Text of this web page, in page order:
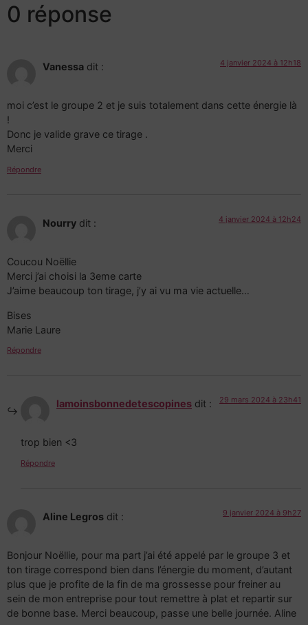
0 réponse
Vanessa dit : 4 janvier 2024 à 12h18
moi c’est le groupe 2 et je suis totalement dans cette énergie là
!
Donc je valide grave ce tirage .
Merci
Répondre
Nourry dit : 4 janvier 2024 à 12h24
Coucou Noëllie
Merci j’ai choisi la 3eme carte
J’aime beaucoup ton tirage, j’y ai vu ma vie actuelle…
Bises
Marie Laure
Répondre
lamoinsbonnedetescopines dit : 29 mars 2024 à 23h41
trop bien <3
Répondre
Aline Legros dit : 9 janvier 2024 à 9h27
Bonjour Noëllie, pour ma part j’ai été appelé par le groupe 3 et
ton tirage correspond bien dans l’énergie du moment, d’autant
plus que je profite de la fin de ma grossesse pour freiner au
sein de mon entreprise pour tout remettre à plat et repartir sur
de bonne base. Merci beaucoup, passe une belle journée. Aline